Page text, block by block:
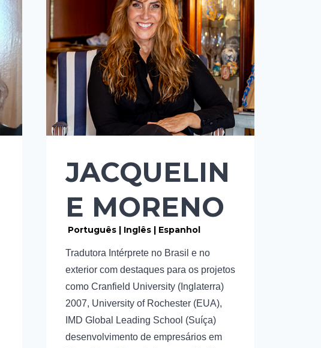
JACQUELIN
E MORENO
Português | Inglês | Espanhol
Tradutora Intérprete no Brasil e no
exterior com destaques para os projetos
como Cranfield University (Inglaterra)
2007, University of Rochester (EUA),
IMD Global Leading School (Suíça)
desenvolvimento de empresários em